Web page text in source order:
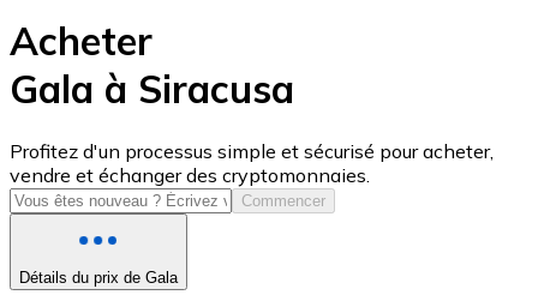
USD Coin
USDC
Acheter
Gala à Siracusa
Profitez d'un processus simple et sécurisé pour acheter,
vendre et échanger des cryptomonnaies.
Commencer
Détails du prix de Gala